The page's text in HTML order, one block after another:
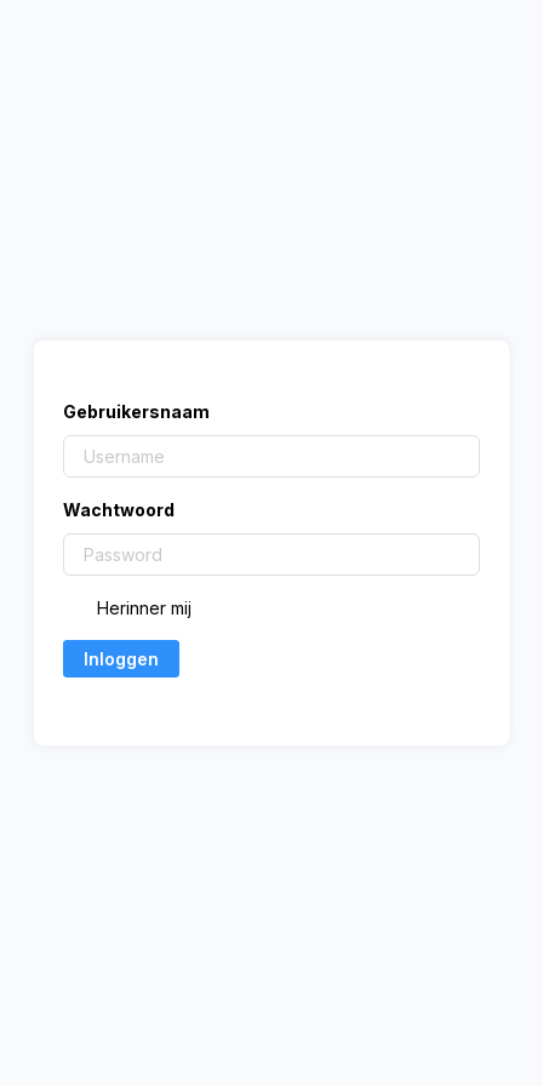
Gebruikersnaam
Wachtwoord
Herinner mij
Inloggen